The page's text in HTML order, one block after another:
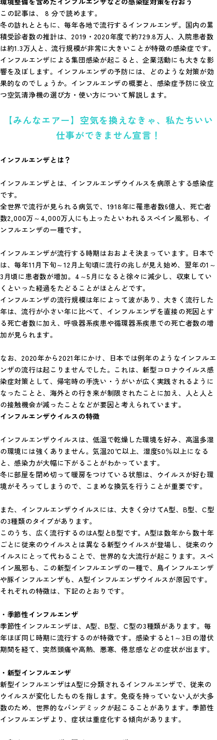
この記事は、 8 分で読めます。
冬の訪れとともに、毎年各地で流行するインフルエンザ。国内の累
積受診者数の推計は、2019・2020年度で約729.8万人、入院患者数
は約1.3万人と、流行規模が非常に大きいことが特徴の感染症です。
インフルエンザによる集団感染が起こると、企業活動にも大きな影
響を及ぼします。インフルエンザの予防には、どのような対策が効
果的なのでしょうか。インフルエンザの概要と、感染症予防に役立
つ空気清浄機の選び方・使い方について解説します。
【みんなエアー】空気を換えなきゃ、私たちいい
仕事ができません宣言！
インフルエンザとは？
インフルエンザとは、インフルエンザウイルスを病原とする感染症
です。
全世界で流行が見られる病気で、1918年に罹患者数6億人、死亡者
数2,000万～4,000万人にも上ったといわれるスペイン風邪も、イ
ンフルエンザの一種です。
インフルエンザが流行する時期はおおよそ決まっています。日本で
は、毎年11月下旬～12月上旬頃に流行の兆しが見え始め、翌年の1～
3月頃に患者数が増加。4～5月になると徐々に減少し、収束してい
くといった経過をたどることがほとんどです。
インフルエンザの流行規模は年によって波があり、大きく流行した
年は、流行が小さい年に比べて、インフルエンザを直接の死因とす
る死亡者数に加え、呼吸器系疾患や循環器系疾患での死亡者数の増
加が見られます。
なお、2020年から2021年にかけ、日本では例年のようなインフルエ
ンザの流行は起こりませんでした。これは、新型コロナウイルス感
染症対策として、帰宅時の手洗い・うがいが広く実践されるように
なったことと、海外との行き来が制限されたことに加え、人と人と
の接触機会が減ったことなどが要因と考えられています。
インフルエンザウイルスの特徴
インフルエンザウイルスは、低温で乾燥した環境を好み、高温多湿
の環境には強くありません。気温20℃以上、湿度50％以上になる
と、感染力が大幅に下がることがわかっています。
冬に部屋を閉め切って暖房をつけている状態は、ウイルスが好む環
境がそろってしまうので、こまめな換気を行うことが重要です。
また、インフルエンザウイルスには、大きく分けてA型、B型、C型
の3種類のタイプがあります。
このうち、広く流行するのはA型とB型です。A型は数年から数十年
ごとに従来のウイルスとは異なる新型ウイルスが登場し、従来のウ
イルスにとって代わることで、世界的な大流行が起こります。スペ
イン風邪も、この新型インフルエンザの一種で、鳥インフルエンザ
や豚インフルエンザも、A型インフルエンザウイルスが原因です。
それぞれの特徴は、下記のとおりです。
・季節性インフルエンザ
季節性インフルエンザは、A型、B型、C型の3種類があります。毎
年ほぼ同じ時期に流行するのが特徴です。感染すると1～3日の潜伏
期間を経て、突然頭痛や高熱、悪寒、倦怠感などの症状が出ます。
・新型インフルエンザ
新型インフルエンザはA型に分類されるインフルエンザで、従来の
ウイルスが変化したものを指します。免疫を持っていない人が大多
数のため、世界的なパンデミックが起こることがあります。季節性
インフルエンザより、症状は重症化する傾向があります。